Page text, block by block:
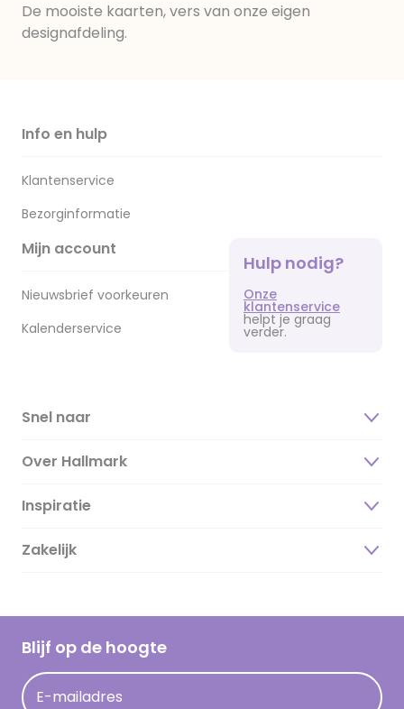
De mooiste kaarten, vers van onze eigen
designafdeling.
Info en hulp
Klantenservice
Bezorginformatie
Mijn account
Nieuwsbrief voorkeuren
Kalenderservice
Hulp nodig?
Onze
klantenservice
helpt je graag
verder.
Snel naar
Over Hallmark
Over ons
Duurzaamheid
Hallmark Kaartclub
Acties
Inspiratie
Magazine
Cadeau inspiratie
Kaartinspiratie
Zakelijk
Blijf op de hoogte
E-mailadres